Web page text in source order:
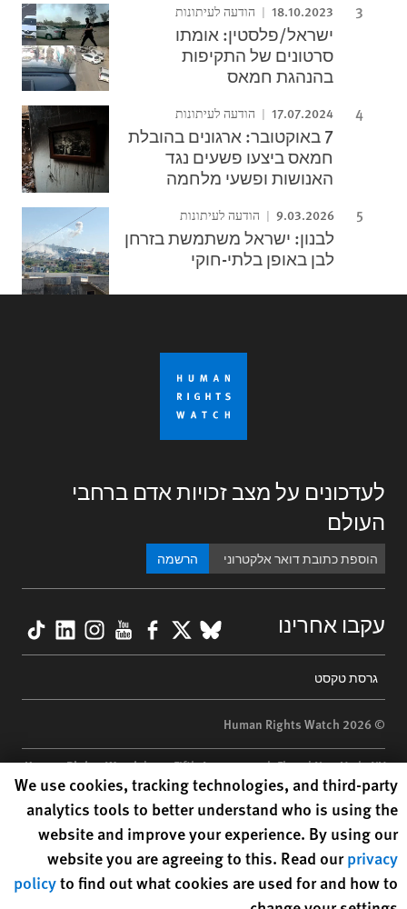
18.10.2023 הודעה לעיתונות
ישראל/פלסטין: אומתו
סרטונים של התקיפות
בהנהגת חמאס
17.07.2024 הודעה לעיתונות
7 באוקטובר: ארגונים בהובלת
חמאס ביצעו פשעים נגד
האנושות ופשעי מלחמה
9.03.2026 הודעה לעיתונות
לבנון: ישראל משתמשת בזרחן
לבן באופן בלתי-חוקי
לעדכונים על מצב זכויות אדם ברחבי
העולם
הרשמה
עקבו אחרינו BlueSky
X
Facebook
YouTube
menu
גרסת טקסט
© 2026 Human Rights Watch
Human Rights Watch| 350 Fifth Avenue, 34th Floor | New York,NY
10118-3299USA| t1.212.290.4700
Human Rights Watch is a 501(C)(3) nonprofit registered in the US
under EIN: 13-2875808
Human Rights Watch cookie preferences
We use cookies, tracking technologies, and third-party
analytics tools to better understand who is using the
website and improve your experience. By using our
website you are agreeing to this. Read ourprivacy
policyto find out what cookies are used for and how to